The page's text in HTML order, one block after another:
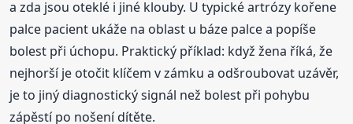
a zda jsou oteklé i jiné klouby. U typické artrózy kořene
palce pacient ukáže na oblast u báze palce a popíše
bolest při úchopu. Praktický příklad: když žena říká, že
nejhorší je otočit klíčem v zámku a odšroubovat uzávěr,
je to jiný diagnostický signál než bolest při pohybu
zápěstí po nošení dítěte.